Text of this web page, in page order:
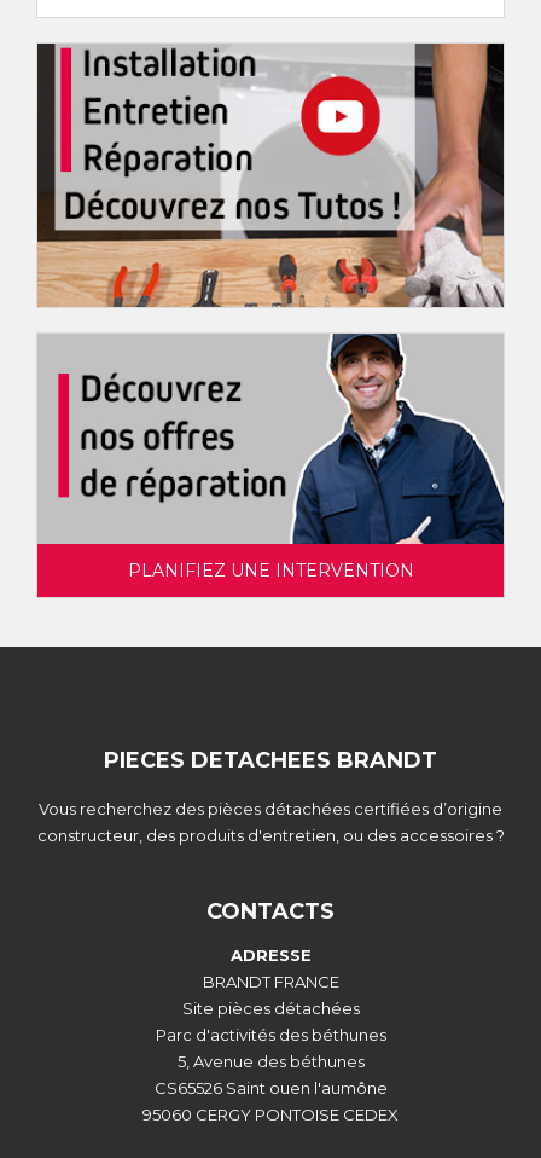
PLANIFIEZ UNE INTERVENTION
PIECES DETACHEES BRANDT
Vous recherchez des pièces détachées certifiées d’origine
constructeur, des produits d'entretien, ou des accessoires ?
CONTACTS
ADRESSE
BRANDT FRANCE
Site pièces détachées
Parc d'activités des béthunes
5, Avenue des béthunes
CS65526 Saint ouen l'aumône
95060 CERGY PONTOISE CEDEX